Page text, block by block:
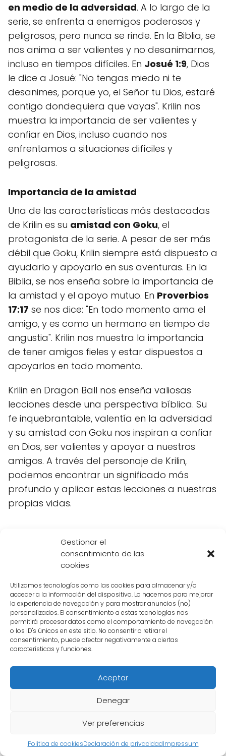
Gestionar el
consentimiento de las
cookies
Utilizamos tecnologías como las cookies para almacenar y/o
acceder a la información del dispositivo. Lo hacemos para mejorar
la experiencia de navegación y para mostrar anuncios (no)
personalizados. El consentimiento a estas tecnologías nos
permitirá procesar datos como el comportamiento de navegación
o los ID's únicos en este sitio. No consentir o retirar el
consentimiento, puede afectar negativamente a ciertas
características y funciones.
Aceptar
Denegar
Ver preferencias
Política de cookiesDeclaración de privacidadImpressum
en medio de la adversidad. A lo largo de la
serie, se enfrenta a enemigos poderosos y
peligrosos, pero nunca se rinde. En la Biblia, se
nos anima a ser valientes y no desanimarnos,
incluso en tiempos difíciles. En Josué 1:9, Dios
le dice a Josué: "No tengas miedo ni te
desanimes, porque yo, el Señor tu Dios, estaré
contigo dondequiera que vayas". Krilin nos
muestra la importancia de ser valientes y
confiar en Dios, incluso cuando nos
enfrentamos a situaciones difíciles y
peligrosas.
Importancia de la amistad
Una de las características más destacadas
de Krilin es su amistad con Goku, el
protagonista de la serie. A pesar de ser más
débil que Goku, Krilin siempre está dispuesto a
ayudarlo y apoyarlo en sus aventuras. En la
Biblia, se nos enseña sobre la importancia de
la amistad y el apoyo mutuo. En Proverbios
17:17 se nos dice: "En todo momento ama el
amigo, y es como un hermano en tiempo de
angustia". Krilin nos muestra la importancia
de tener amigos fieles y estar dispuestos a
apoyarlos en todo momento.
Krilin en Dragon Ball nos enseña valiosas
lecciones desde una perspectiva bíblica. Su
fe inquebrantable, valentía en la adversidad
y su amistad con Goku nos inspiran a confiar
en Dios, ser valientes y apoyar a nuestros
amigos. A través del personaje de Krilin,
podemos encontrar un significado más
profundo y aplicar estas lecciones a nuestras
propias vidas.
Cuáles son las similitudes y
diferencias entre Krilin y
David o Pedro
Krilines un personaje icónico en la serie de
anime Dragon Ball, creado por Akira
Toriyama. A lo largo de la historia, Krilin se ha
aliado del protagonista, Son Goku. Sin
embargo, hay quienes han notado ciertas
similitudes entre Krilin y algunos personajes
Similitudes entre Krilin y David